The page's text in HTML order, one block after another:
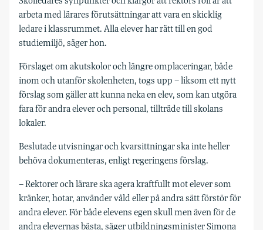
arbeta med lärares förutsättningar att vara en skicklig
ledare i klassrummet. Alla elever har rätt till en god
studiemiljö, säger hon.
Förslaget om akutskolor och längre omplaceringar, både
inom och utanför skolenheten, togs upp – liksom ett nytt
förslag som gäller att kunna neka en elev, som kan utgöra
fara för andra elever och personal, tillträde till skolans
lokaler.
Beslutade utvisningar och kvarsittningar ska inte heller
behöva dokumenteras, enligt regeringens förslag.
– Rektorer och lärare ska agera kraftfullt mot elever som
kränker, hotar, använder våld eller på andra sätt förstör för
andra elever. För både elevens egen skull men även för de
andra elevernas bästa, säger utbildningsminister Simona